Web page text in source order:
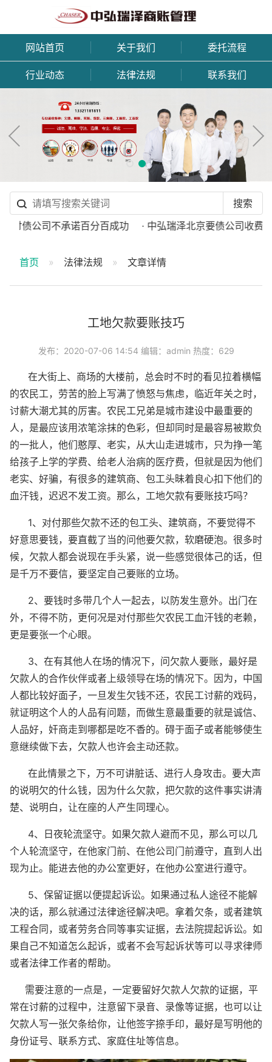
网站首页 关于我们 委托流程
行业动态 法律法规 联系我们
债公司不承诺百分百成功 · 中弘瑞泽北京要债公司收费标准
首页 法律法规 文章详情
工地欠款要账技巧
发布：2020-07-06 14:54 编辑：admin 热度：629
在大街上、商场的大楼前，总会时不时的看见拉着横幅
的农民工，劳苦的脸上写满了愤怒与焦虑，临近年关之时，
讨薪大潮尤其的厉害。农民工兄弟是城市建设中最重要的
人，是最应该用浓笔涂抹的色彩，但却同时是最容易被欺负
的一批人，他们憨厚、老实，从大山走进城市，只为挣一笔
给孩子上学的学费、给老人治病的医疗费，但就是因为他们
老实、好骗，有很多的建筑商、包工头昧着良心扣下他们的
血汗钱，迟迟不发工资。那么，工地欠款有要账技巧吗？
1、对付那些欠款不还的包工头、建筑商，不要觉得不
好意思要钱，要直截了当的问他要欠款，软磨硬泡。很多时
候，欠款人都会说现在手头紧，说一些感觉很体己的话，但
是千万不要信，要坚定自己要账的立场。
2、要钱时多带几个人一起去，以防发生意外。出门在
外，不得不防，更何况是对付那些欠农民工血汗钱的老赖，
更是要张一个心眼。
3、在有其他人在场的情况下，问欠款人要账，最好是
欠款人的合作伙伴或者上级领导在场的情况下。因为，中国
人都比较好面子，一旦发生欠钱不还，农民工讨薪的戏码，
就证明这个人的人品有问题，而做生意最重要的就是诚信、
人品好，奸商走到哪都是吃不香的。碍于面子或者能够使生
意继续做下去，欠款人也许会主动还款。
在此情景之下，万不可讲脏话、进行人身攻击。要大声
的说明欠的什么钱，因为什么欠款，把欠款的这件事实讲清
楚、说明白，让在座的人产生同理心。
4、日夜轮流坚守。如果欠款人避而不见，那么可以几
个人轮流坚守，在他家门前、在他公司门前遵守，直到人出
现为止。能进去他的办公室更好，在他办公室进行遵守。
5、保留证据以便提起诉讼。如果通过私人途径不能解
决的话，那么就通过法律途径解决吧。拿着欠条，或者建筑
工程合同，或者劳务合同等事实证据，去法院提起诉讼。如
果自己不知道怎么起诉，或者不会写起诉状等可以寻求律师
或者法律工作者的帮助。
需要注意的一点是，一定要留好欠款人欠款的证据，平
常在讨薪的过程中，注意留下录音、录像等证据，也可以让
欠款人写一张欠条给你，让他签字捺手印，最好是写明他的
身份证号、联系方式、家庭住址等信息。